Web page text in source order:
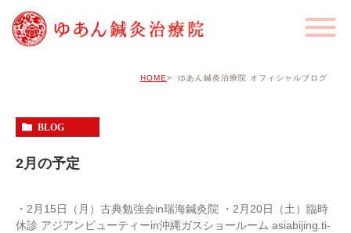
HOME ゆあん鍼灸治療院 オフィシャルブログ
BLOG
2月の予定
・2月15日（月）古典勉強会in瑞海鍼灸院 ・2月20日（土）臨時
休診 アジアンビューティーin沖縄ガスショールーム asiabijing.ti-